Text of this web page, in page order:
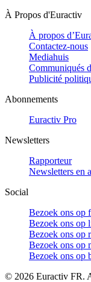
À Propos d'Euractiv
À propos
Contactez-nous
Mediahuis
Communiqués
Publicité
Abonnements
Euractiv Pro
Newsletters
Rapporteur
Newsletters en
Social
Bezoek ons op
Bezoek ons op
Bezoek ons op
Bezoek ons op
Bezoek ons op
© 2026 Euractiv FR.